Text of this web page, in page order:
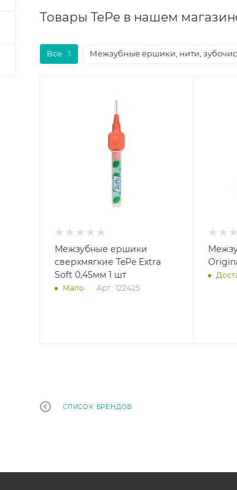
Товары TePe в нашем
Все 3 Межзубные ёршики, нити,
Межзубные ершики
сверхмягкие TePe Extra
Soft 0,45мм 1 шт
Мало Арт.: 122425
СПИСОК БРЕНДОВ